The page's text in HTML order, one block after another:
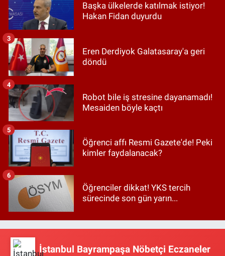
Başka ülkelerde katılmak istiyor!
Hakan Fidan duyurdu
Eren Derdiyok Galatasaray'a geri
döndü
3
Robot bile iş stresine dayanamadı!
Mesaiden böyle kaçtı
4
Öğrenci affı Resmi Gazete'de! Peki
kimler faydalanacak?
5
Öğrenciler dikkat! YKS tercih
sürecinde son gün yarın...
6
İstanbul Bayrampaşa Nöbetçi Eczaneler